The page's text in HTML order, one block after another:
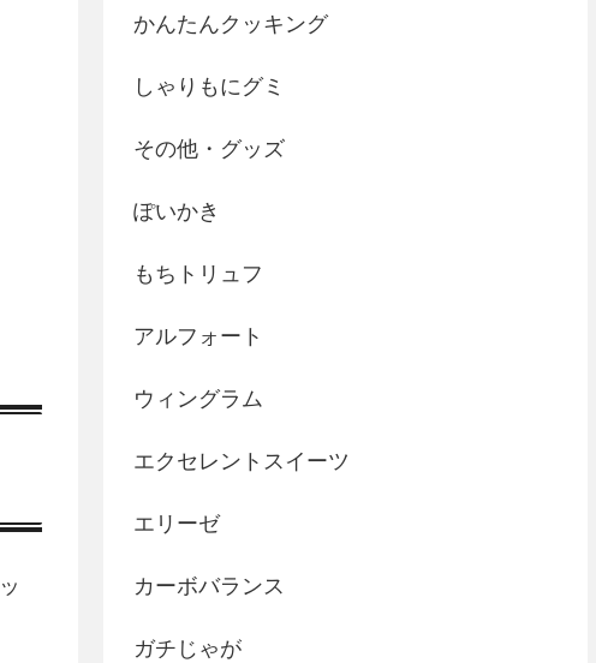
かんたんクッキング
しゃりもにグミ
その他・グッズ
ぽいかき
もちトリュフ
アルフォート
ウィングラム
エクセレントスイーツ
エリーゼ
カーボバランス
ガチじゃが